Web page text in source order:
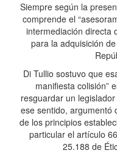
Siempre según la
comprende el
intermediación directa
para la adquisición
Di Tullio sostuvo que
manifiesta colisión”
resguardar un
ese sentido, argumentó
de los principios
particular el artículo
25.188 de